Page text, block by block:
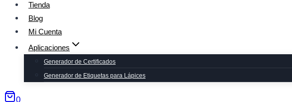
Tienda
Blog
Mi Cuenta
Aplicaciones
Generador de Certificados
Generador de Etiquetas para Lápices
0